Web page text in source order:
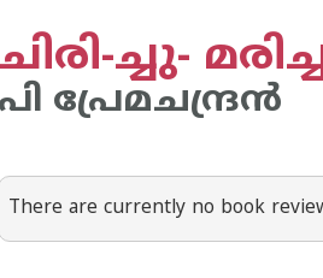
ചിരി-ച്ചു-
പി പ്രേമചന്ദ്രന്‍
There are currently no book